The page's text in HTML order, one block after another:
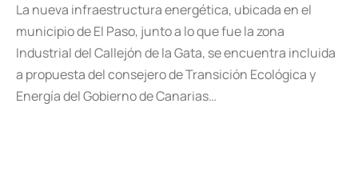
La nueva infraestructura energética, ubicada en el
municipio de El Paso, junto a lo que fue la zona
Industrial del Callejón de la Gata, se encuentra incluida
a propuesta del consejero de Transición Ecológica y
Energía del Gobierno de Canarias…